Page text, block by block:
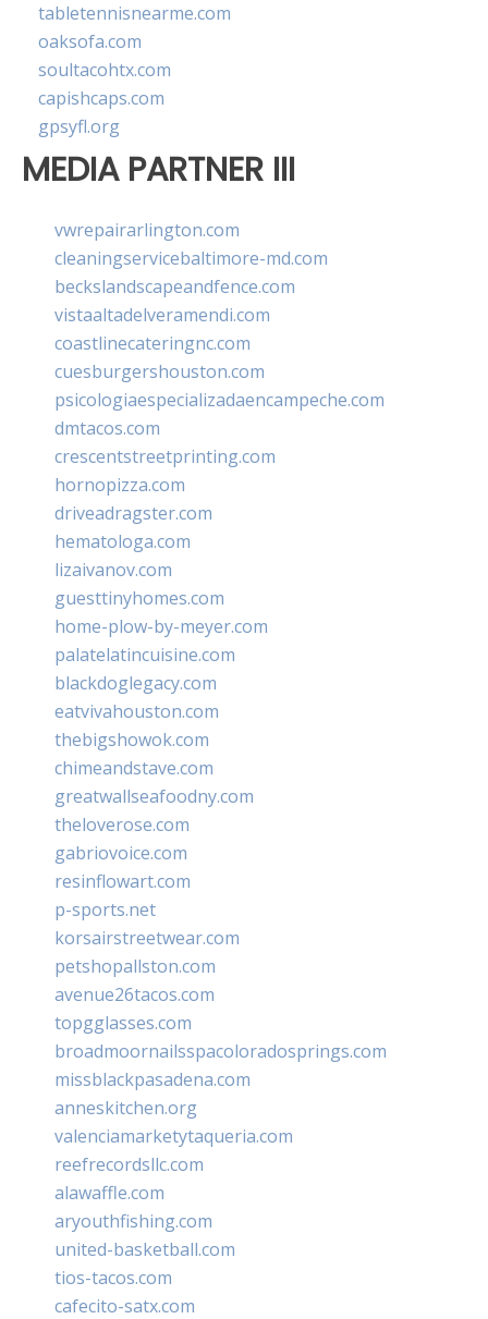
tabletennisnearme.com
oaksofa.com
soultacohtx.com
capishcaps.com
gpsyfl.org
MEDIA PARTNER III
vwrepairarlington.com
cleaningservicebaltimore-md.com
beckslandscapeandfence.com
vistaaltadelveramendi.com
coastlinecateringnc.com
cuesburgershouston.com
psicologiaespecializadaencampeche.com
dmtacos.com
crescentstreetprinting.com
hornopizza.com
driveadragster.com
hematologa.com
lizaivanov.com
guesttinyhomes.com
home-plow-by-meyer.com
palatelatincuisine.com
blackdoglegacy.com
eatvivahouston.com
thebigshowok.com
chimeandstave.com
greatwallseafoodny.com
theloverose.com
gabriovoice.com
resinflowart.com
p-sports.net
korsairstreetwear.com
petshopallston.com
avenue26tacos.com
topgglasses.com
broadmoornailsspacoloradosprings.com
missblackpasadena.com
anneskitchen.org
valenciamarketytaqueria.com
reefrecordsllc.com
alawaffle.com
aryouthfishing.com
united-basketball.com
tios-tacos.com
cafecito-satx.com